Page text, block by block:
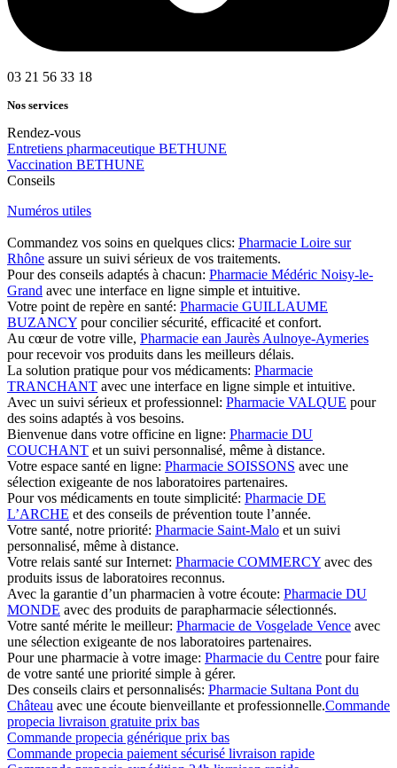
03 21 56 33 18
Nos services
Rendez-vous
Entretiens pharmaceutique BETHUNE
Vaccination BETHUNE
Conseils
Numéros utiles
Commandez vos soins en quelques clics: Pharmacie Loire sur
Rhône assure un suivi sérieux de vos traitements.
Pour des conseils adaptés à chacun: Pharmacie Médéric Noisy-le-
Grand avec une interface en ligne simple et intuitive.
Votre point de repère en santé: Pharmacie GUILLAUME
BUZANCY pour concilier sécurité, efficacité et confort.
Au cœur de votre ville, Pharmacie ean Jaurès Aulnoye-Aymeries
pour recevoir vos produits dans les meilleurs délais.
La solution pratique pour vos médicaments: Pharmacie
TRANCHANT avec une interface en ligne simple et intuitive.
Avec un suivi sérieux et professionnel: Pharmacie VALQUE pour
des soins adaptés à vos besoins.
Bienvenue dans votre officine en ligne: Pharmacie DU
COUCHANT et un suivi personnalisé, même à distance.
Votre espace santé en ligne: Pharmacie SOISSONS avec une
sélection exigeante de nos laboratoires partenaires.
Pour vos médicaments en toute simplicité: Pharmacie DE
L’ARCHE et des conseils de prévention toute l’année.
Votre santé, notre priorité: Pharmacie Saint-Malo et un suivi
personnalisé, même à distance.
Votre relais santé sur Internet: Pharmacie COMMERCY avec des
produits issus de laboratoires reconnus.
Avec la garantie d’un pharmacien à votre écoute: Pharmacie DU
MONDE avec des produits de parapharmacie sélectionnés.
Votre santé mérite le meilleur: Pharmacie de Vosgelade Vence avec
une sélection exigeante de nos laboratoires partenaires.
Pour une pharmacie à votre image: Pharmacie du Centre pour faire
de votre santé une priorité simple à gérer.
Des conseils clairs et personnalisés: Pharmacie Sultana Pont du
Château avec une écoute bienveillante et professionnelle.Commande
propecia livraison gratuite prix bas
Commande propecia générique prix bas
Commande propecia paiement sécurisé livraison rapide